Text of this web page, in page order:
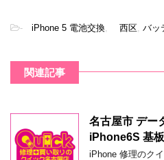
- iPhone 5 電池交換 西区 バッ
関連記事
名古屋市 デー
iPhone6S 基
iPhone 修理のク